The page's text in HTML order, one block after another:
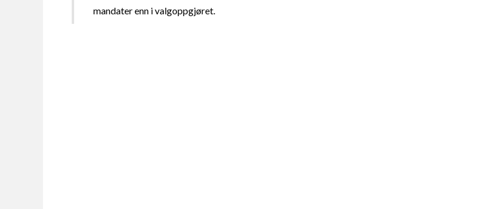
mandater enn i valgoppgjøret.